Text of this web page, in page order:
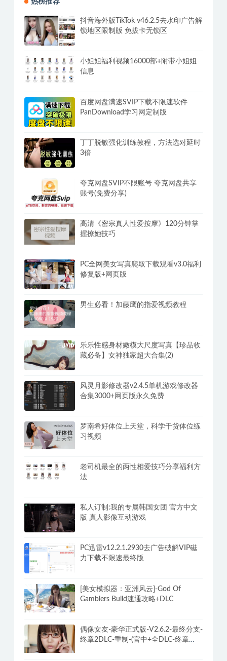
热榜推荐
抖音海外版TikTok v46.2.5去水印广告解
锁地区限制版 免拔卡无锁区
小姐姐福利视频16000部+附带小姐姐
信息
百度网盘满速SVIP下载不限速软件
PanDownload学习网定制版
丁丁脱敏强化训练教程，方法选对延时
3倍
夸克网盘SVIP不限账号 夸克网盘共享
账号(免费分享)
高清《密宗真人性爱按摩》120分钟掌
握撩她技巧
PC全网美女写真爬取下载观看v3.0福利
修复版+网页版
男生必看！加藤鹰的指爱视频教程
乐乐性感身材嫩模大尺度写真【珍品收
藏必备】女神独家超大合集(2)
风灵月影修改器v2.4.5单机游戏修改器
合集3000+网页版永久免费
罗南希好体位上天堂，科学干货体位练
习视频
老司机最全的两性相爱技巧分享福利方
法
私人订制:我的专属韩国女团 官方中文
版 真人影像互动游戏
PC迅雷v12.2.1.2930去广告破解VIP磁
力下载不限速最终版
[美女模拟器：亚洲风云]-God Of
Gamblers Build速通攻略+DLC
偶像女友-豪华正式版-V2.6.2-最终分支-
终章2DLC-重制-(官中+全DLC-终章